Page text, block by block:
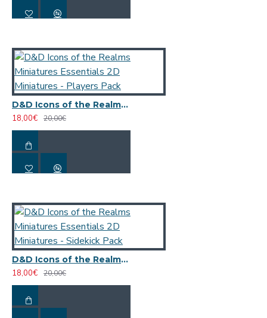
γρήγορα και εύκολα στο παιχνίδι, ακόμα κι αν δεν έχουν
συναρπαστική αφήγηση και καλοδουλεμένη ισορροπία μεταξύ
μάχης και ρόλων, αποτελεί τον ιδανικό τρόπο να γνωρίσεις τον
κόσμο του D&D χωρίς δυσκολία.
Είτε το αναζητάς για να ξεκινήσεις την πρώτη σου εκστρατεία
είτε ως δώρο για κάποιον φίλο που αγαπά τη φαντασία και τα
παιχνίδια ρόλων, το Dungeons & Dragons RPG Starter Set:
Heroes of the Borderlands θα σου προσφέρει αμέτρητες ώρες
εκκίνησης για κάθε επίδοξο Dungeon Master και κάθε ομάδα που
Κάντε κάθε βραδιά παιχνιδιού αξέχαστη με το Heroes of the
Borderlands, ένα συνεργατικό επιτραπέζιο παιχνίδι περιπέτειας
φαντασίας γεμάτο γρήγορη διασκέδαση για τους φίλους και την
οικογένειά σας. Σχεδιασμένο για 3-5 παίκτες οποιουδήποτε
Το μόνο που έχετε να κάνετε είναι να πείτε ναι! Περιεχόμενα: - 3
τρόποι περιπέτειας με διαφορετικά στυλ παιχνιδιού: Μάχη,
D&D Icons of the Realms Miniatures Essentials 2D Miniatures - Players Pack
18,00€
20,00€
D&D Icons of the Realms Miniatures Essentials 2D Miniatures - Sidekick Pack
18,00€
20,00€